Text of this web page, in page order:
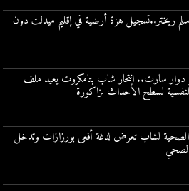
على سلم ريختر..تسجيل هزة أرضية في إقليم ميدلت دون
دوار سارت.. انتحار شاب بتامكروت يعيد ملف
لسطح الأحداث بزاكورة
الصحية لشاب تعرض لدغة أفعى بورزازات وتدخل